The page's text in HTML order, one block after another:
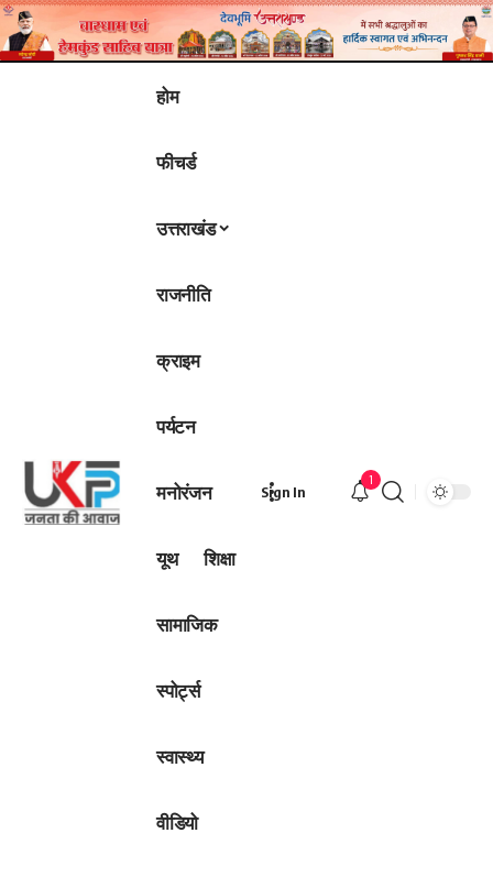
होम
फीचर्ड
उत्तराखंड
राजनीति
क्राइम
पर्यटन
मनोरंजन
यूथ शिक्षा
सामाजिक
स्पोर्ट्स
स्वास्थ्य
वीडियो
Sign In
1